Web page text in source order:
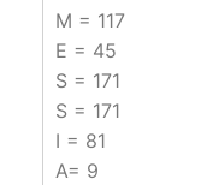
M = 117
E = 45
S = 171
S = 171
I = 81
A= 9